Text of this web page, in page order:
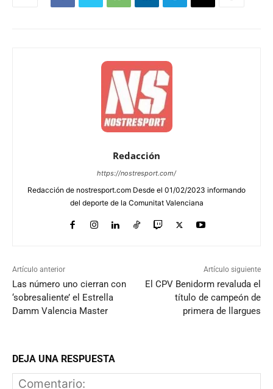
Redacción
https://nostresport.com/
Redacción de nostresport.com Desde el 01/02/2023 informando
del deporte de la Comunitat Valenciana
Artículo anterior
Las número uno cierran con
‘sobresaliente’ el Estrella
Damm Valencia Master
Artículo siguiente
El CPV Benidorm revaluda el
título de campeón de
primera de llargues
DEJA UNA RESPUESTA